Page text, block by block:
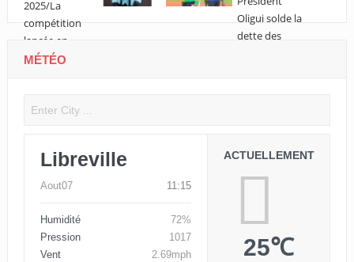
MÉTÉO
Libreville
Aout07 11:15
Humidité
72%
Pression
1017
Vent
2.69mph
ACTUELLEMENT
25℃